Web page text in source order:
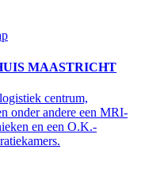
MAASTRICHT
centrum,
onder andere een MRI-
en een O.K.-